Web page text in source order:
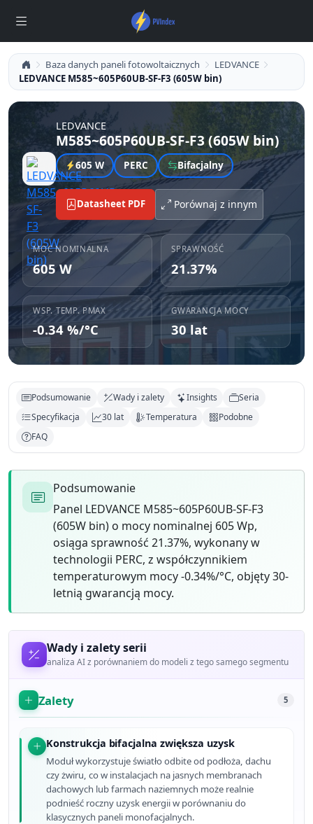
Baza danych paneli fotowoltaicznych
LEDVANCE
LEDVANCE M585~605P60UB-SF-F3 (605W bin)
LEDVANCE
M585~605P60UB-SF-F3 (605W bin)
605 W PERC Bifacjalny
Datasheet PDF Porównaj z innym
MOC NOMINALNA
605 W
SPRAWNOŚĆ
21.37%
WSP. TEMP. PMAX
-0.34 %/°C
GWARANCJA MOCY
30 lat
Podsumowanie Wady i zalety Insights
Seria
Specyfikacja
30 lat Temperatura
Podobne
FAQ
Podsumowanie
Panel LEDVANCE M585~605P60UB-SF-F3
(605W bin) o mocy nominalnej 605 Wp,
osiąga sprawność 21.37%, wykonany w
technologii PERC, z współczynnikiem
temperaturowym mocy -0.34%/°C, objęty 30-
letnią gwarancją mocy.
Wady i zalety serii
analiza AI z porównaniem do modeli z tego samego segmentu
Zalety 5
Konstrukcja bifacjalna zwiększa uzysk
Moduł wykorzystuje światło odbite od podłoża, dachu
czy żwiru, co w instalacjach na jasnych membranach
dachowych lub farmach naziemnych może realnie
podnieść roczny uzysk energii w porównaniu do
klasycznych paneli monofacjalnych.